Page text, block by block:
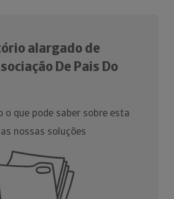
alargado de
De Pais Do
o que pode saber sobre esta
nossas soluções